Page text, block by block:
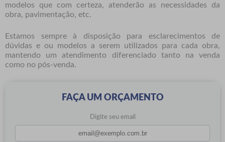
modelos que com certeza, atenderão as necessidades da
obra, pavimentação, etc.
Estamos sempre à disposição para esclarecimentos de
dúvidas e ou modelos a serem utilizados para cada obra,
mantendo um atendimento diferenciado tanto na venda
como no pós-venda.
FAÇA UM ORÇAMENTO
Digite seu email